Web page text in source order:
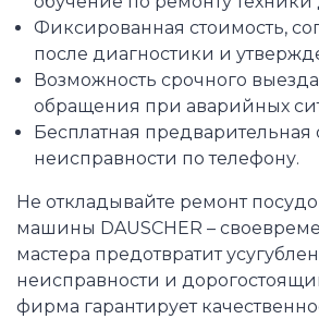
Фиксированная стоимость,
после диагностики и
Возможность срочного
обращения при аварийных
Бесплатная предварительная
неисправности по телефону.
Не откладывайте ремонт
машины DAUSCHER –
мастера предотвратит
неисправности и
фирма гарантирует